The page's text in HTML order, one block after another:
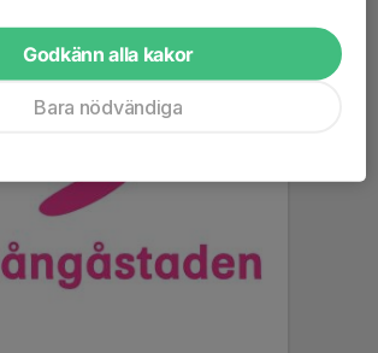
Godkänn alla kakor
Bara nödvändiga